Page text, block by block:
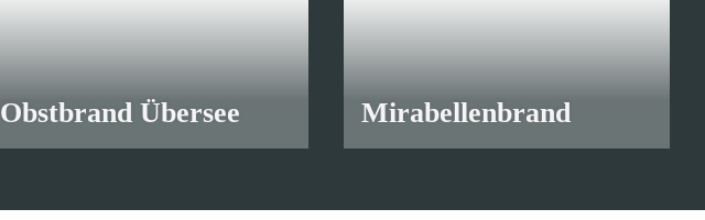
Obstbrand Übersee Mirabellenbrand
ab10,90 €*